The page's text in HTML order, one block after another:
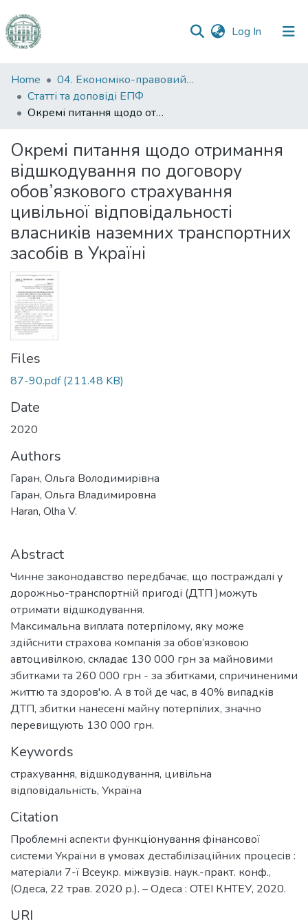
Log In (current)
Communities
&
Collections
Statistics
Home
04. Економіко-правовий факультет
Статті та доповіді ЕПФ
Окремі питання щодо отримання відшкодування по договору обов’язкового страхування цивільної відповідальності власників наземних транспортних засобів в Україні
Окремі питання щодо отримання
відшкодування по договору
обов’язкового страхування
цивільної відповідальності
власників наземних транспортних
засобів в Україні
Files
87-90.pdf(211.48 KB)
Date
2020
Authors
Гаран, Ольга Володимирівна
Гаран, Ольга Владимировна
Haran, Olha V.
Abstract
Чинне законодавство передбачає, що постраждалі у
дорожньо-транспортній пригоді (ДТП )можуть
отримати відшкодування.
Максимальна виплата потерпілому, яку може
здійснити страхова компанія за обов’язковою
автоцивілкою, складає 130 000 грн за майновими
збитками та 260 000 грн - за збитками, спричиненими
життю та здоров'ю. А в той де час, в 40% випадків
ДТП, збитки нанесені майну потерпілих, значно
перевищують 130 000 грн.
Keywords
страхування, відшкодування, цивільна
відповідальність, Україна
Citation
Проблемні аспекти функціонування фінансової
системи України в умовах дестабілізаційних процесів :
матеріали 7-ї Всеукр. міжвузів. наук.-практ. конф.,
(Одеса, 22 трав. 2020 р.). – Одеса : ОТЕІ КНТЕУ, 2020.
URI